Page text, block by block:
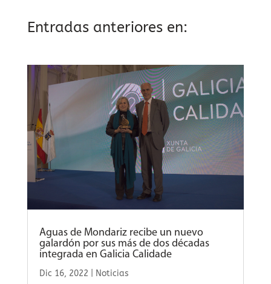
Entradas anteriores en:
Aguas de Mondariz recibe un nuevo
galardón por sus más de dos décadas
integrada en Galicia Calidade
Dic 16, 2022
Noticias